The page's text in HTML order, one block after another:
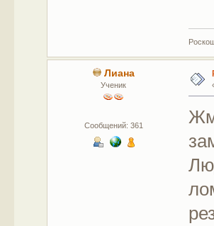
Лиана
Ученик
Сообщений: 361